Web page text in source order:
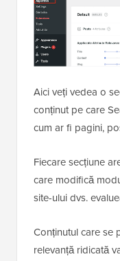
Aici veți vedea o
conținut pe care
cum ar fi pagini,
Fiecare secțiune
care modifică
site-ului dvs.
Conținutul care se
relevanță ridicată